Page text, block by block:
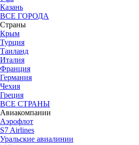
Казань
ВСЕ ГОРОДА
Страны
Крым
Турция
Таиланд
Италия
Франция
Германия
Чехия
Греция
ВСЕ СТРАНЫ
Авиакомпании
Аэрофлот
S7 Airlines
Уральские авиалинии